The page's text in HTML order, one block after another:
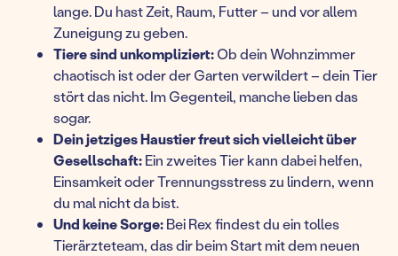
lange. Du hast Zeit, Raum, Futter – und vor allem
Zuneigung zu geben.
Tiere sind unkompliziert:Ob dein Wohnzimmer
chaotisch ist oder der Garten verwildert – dein Tier
stört das nicht. Im Gegenteil, manche lieben das
sogar.
Dein jetziges Haustier freut sich vielleicht über
Gesellschaft:Ein zweites Tier kann dabei helfen,
Einsamkeit oder Trennungsstress zu lindern, wenn
du mal nicht da bist.
Und keine Sorge:Bei Rex findest du ein tolles
Tierärzteteam, das dir beim Start mit dem neuen